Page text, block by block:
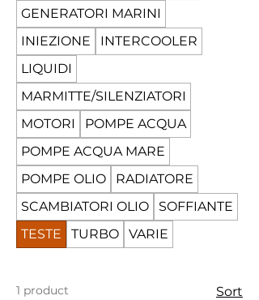
GENERATORI MARINI
INIEZIONE
INTERCOOLER
LIQUIDI
MARMITTE/SILENZIATORI
MOTORI
POMPE ACQUA
POMPE ACQUA MARE
POMPE OLIO
RADIATORE
SCAMBIATORI OLIO
SOFFIANTE
TESTE
TURBO VARIE
1 product Sort